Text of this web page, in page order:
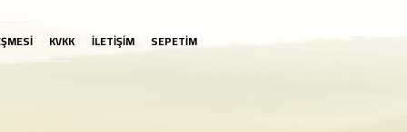
KVKK İLETİŞİM SEPETİM